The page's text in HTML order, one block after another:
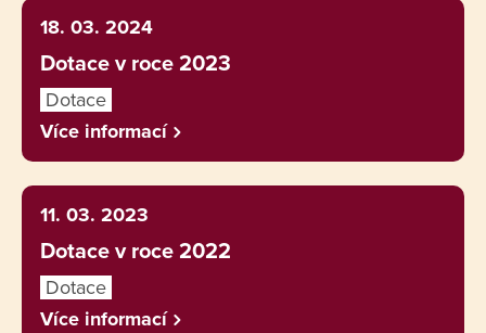
18. 03. 2024
Dotace v roce 2023
Dotace
Více informací
11. 03. 2023
Dotace v roce 2022
Dotace
Více informací